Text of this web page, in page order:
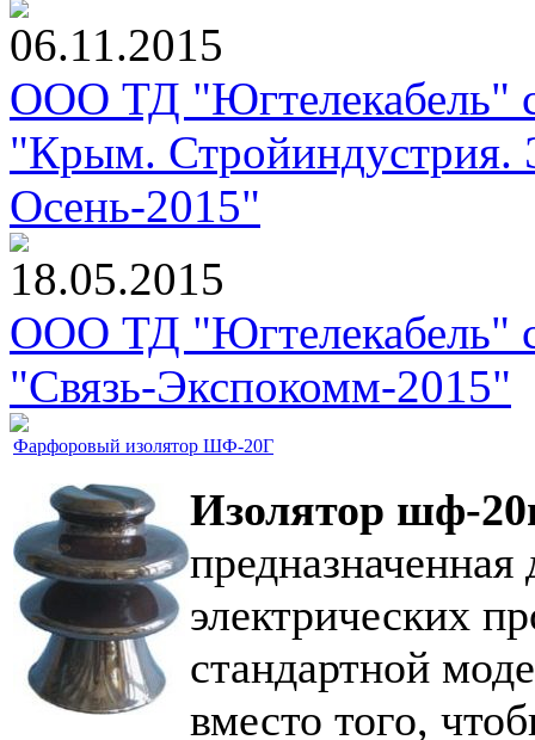
06.11.2015
ООО ТД "Югтелекабель"
"Крым. Стройиндустрия.
Осень-2015"
18.05.2015
ООО ТД "Югтелекабель"
"Связь-Экспокомм-2015"
Фарфоровый изолятор ШФ-20Г
Изолятор шф-
предназначенная
электрических
стандартной
вместо того,